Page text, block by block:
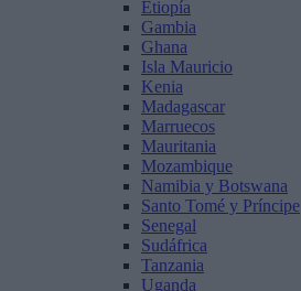
Etiopía
Gambia
Ghana
Isla Mauricio
Kenia
Madagascar
Marruecos
Mauritania
Mozambique
Namibia y Botswana
Santo Tomé y Príncipe
Senegal
Sudáfrica
Tanzania
Uganda